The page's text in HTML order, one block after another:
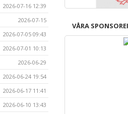
2026-07-16 12:39
2026-07-15
2026-07-05 09:43
2026-07-01 10:13
2026-06-29
2026-06-24 19:54
2026-06-17 11:41
2026-06-10 13:43
VÅRA